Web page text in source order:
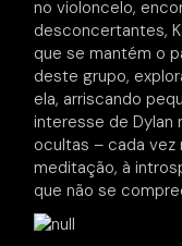
no violoncelo,
desconcertantes,
que se mantém o
deste grupo,
ela, arriscando
interesse de Dylan
ocultas – cada vez
meditação, à
que não se